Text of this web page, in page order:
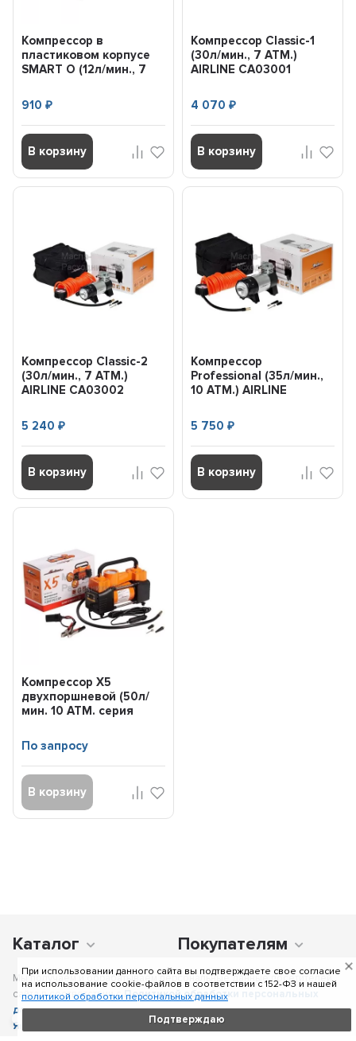
При использовании данного сайта вы подтверждаете свое согласие
на использование cookie-файлов в соответствии c 152-ФЗ и нашей
политикой обработки персональных данных
Подтверждаю
Компрессор в
пластиковом корпусе
SMART O (12л/мин., 7
CA01208O
910₽
В корзину
Компрессор Classic-1
(30л/мин., 7 АТМ.)
AIRLINE CA03001
4 070 ₽
В корзину
Компрессор Classic-2
(30л/мин., 7 АТМ.)
AIRLINE CA03002
5 240₽
В корзину
Компрессор
Professional (35л/мин.,
10 АТМ.) AIRLINE
5 750 ₽
В корзину
Компрессор X5
двухпоршневой (50л/
мин. 10 АТМ. серия
CA05016S
По запросу
В корзину
Каталог Покупателям
Мы получаем и обрабатываем персональные данные посетителей
сайта в соответствии с Политикой обработки персональных
данных, в том числе с использованием сервиса аналитики
Яндекс.Метрика
. Отправка персональных данных с помощью